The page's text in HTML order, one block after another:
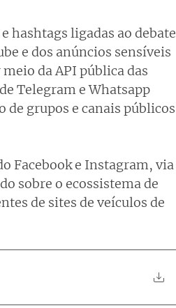
hashtags ligadas ao debate
e dos anúncios sensíveis
da API pública das
Telegram e Whatsapp
grupos e canais públicos
Facebook e Instagram, via
sobre o ecossistema de
de sites de veículos de